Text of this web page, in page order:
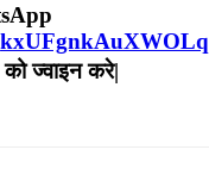
ज्वाइन करे|